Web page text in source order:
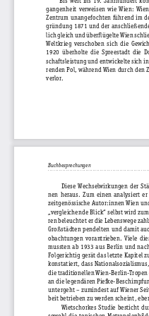
gangenheit  verweisen  wie  Wien:
Zentrum  unangefochten  führend  im
gründung  1871  und  der
lich gleich und überflügelte Wien
Weltkrieg  verschoben  sich  die
1920  überholte  die  Spreestadt  die
schaftsleistung und entwickelte sich
renden Pol, während Wien durch
verlor.
Buchbesprechungen
. . . . . . . . . . . . . . . . . . . . . . . . . . . . . . . . . . . . . . . . . . . . . . . . . . . . . . .
Diese  Wechselwirkungen  der
nen  heraus.  Zum  einen  analysiert
zeitgenössische Autor:innen Wien
„vergleichende Blick“ selbst wird
ren beleuchtet er die Lebenswege
Großstädten  pendelten  und  damit
obachtungen  vorantrieben.  Viele
mussten  ab  1933  aus  Berlin  und
Folgerichtig gerät das letzte Kapitel
konstatiert, dass
die traditionellen Wien-Berlin-
an die legendären Piefke-
untergeht – zumindest auf Wiener
beit betrieben zu werden scheint,
Wietschorkes  Studie  besticht